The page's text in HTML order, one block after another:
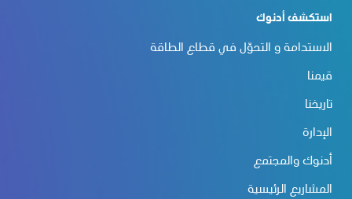
استكشف أدنوك
الاستدامة و التحوّل في قطاع الطاقة
قيمنا
تاريخنا
الإدارة
أدنوك والمجتمع
المشاريع الرئيسية